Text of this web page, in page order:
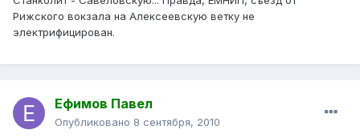
Рижского вокзала на Алексеевскую ветку не
электрифицирован.
Ефимов Павел
Опубликовано 8 сентября, 2010